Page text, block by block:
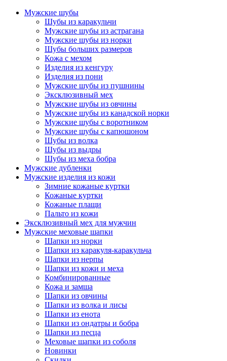
Мужские шубы
Шубы из каракульчи
Мужские шубы из астрагана
Мужские шубы из норки
Шубы больших размеров
Кожа с мехом
Изделия из кенгуру
Изделия из пони
Мужские шубы из пушнины
Эксклюзивный мех
Мужские шубы из овчины
Мужские шубы из канадской норки
Мужские шубы с воротником
Мужские шубы с капюшоном
Шубы из волка
Шубы из выдры
Шубы из меха бобра
Мужские дубленки
Мужские изделия из кожи
Зимние кожаные куртки
Кожаные куртки
Кожаные плащи
Пальто из кожи
Эксклюзивный мех для мужчин
Мужские меховые шапки
Шапки из норки
Шапки из каракуля-каракульча
Шапки из нерпы
Шапки из кожи и меха
Комбинированные
Кожа и замша
Шапки из овчины
Шапки из волка и лисы
Шапки из енота
Шапки из ондатры и бобра
Шапки из песца
Меховые шапки из соболя
Новинки